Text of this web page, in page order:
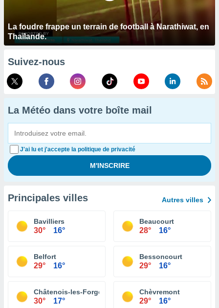
La foudre frappe un terrain de football à Narathiwat, en
Thaïlande.
Suivez-nous
La Météo dans votre boîte mail
J'ai lu et j'accepte la politique de privacité
Principales villes Autres villes
Bavilliers
30° 16°
Beaucourt
28° 16°
Belfort
29° 16°
Bessoncourt
29° 16°
Châtenois-les-Forges
30° 17°
Chèvremont
29° 16°